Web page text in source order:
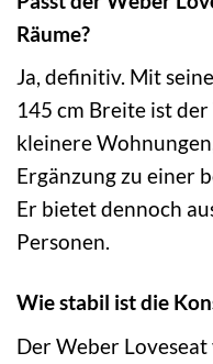
Räume?
Ja, definitiv. Mit
145 cm Breite ist
kleinere
Ergänzung zu einer
Er bietet dennoch
Personen.
Wie stabil ist die
Der Weber